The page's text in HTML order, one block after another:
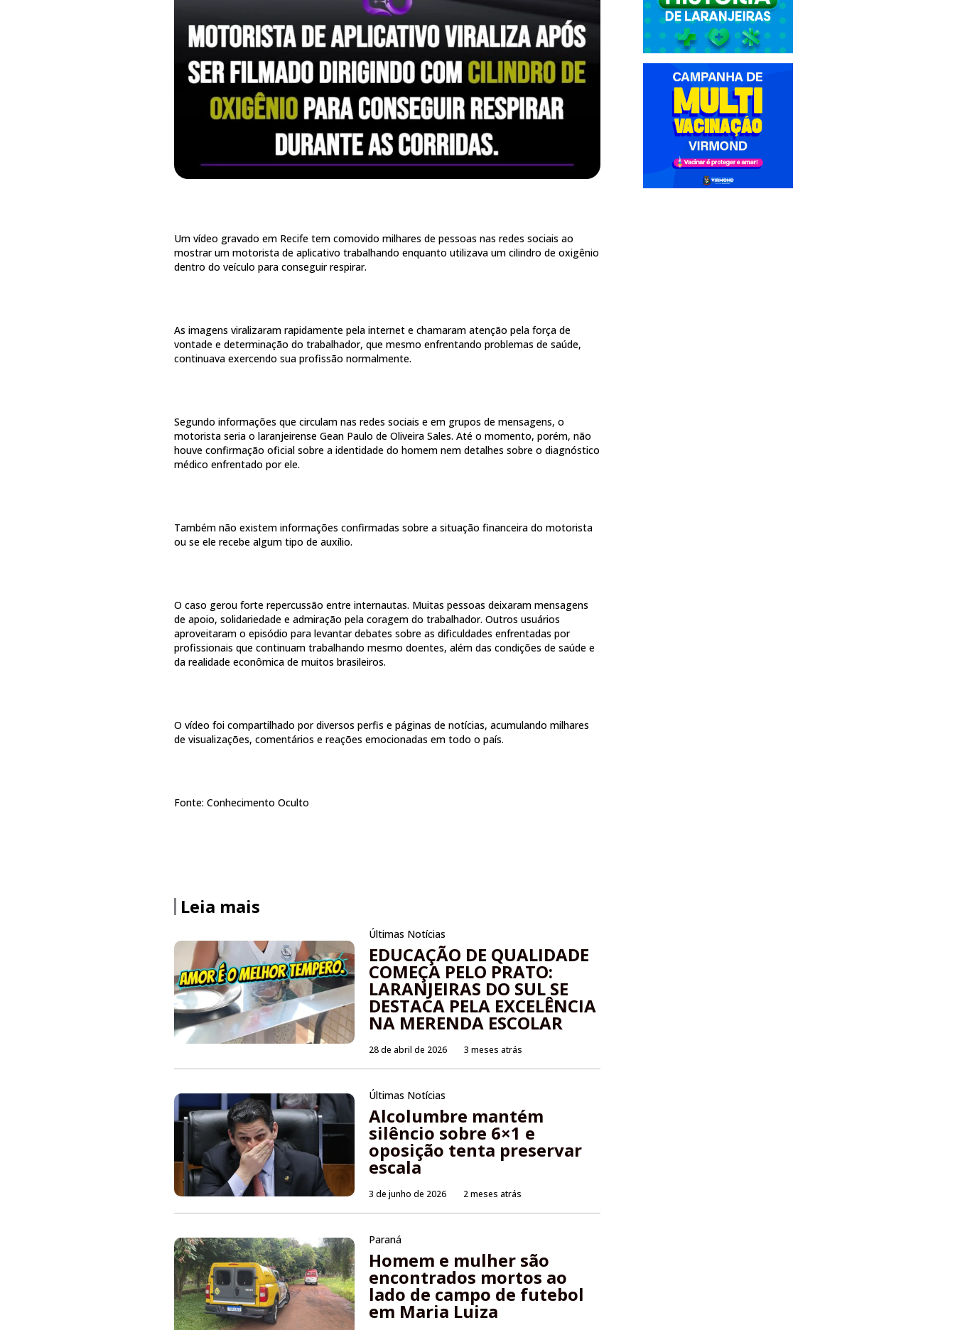
Um vídeo gravado em Recife tem comovido milhares de pessoas nas redes sociais ao
mostrar um motorista de aplicativo trabalhando enquanto utilizava um cilindro de oxigênio
dentro do veículo para conseguir respirar.
As imagens viralizaram rapidamente pela internet e chamaram atenção pela força de
vontade e determinação do trabalhador, que mesmo enfrentando problemas de saúde,
continuava exercendo sua profissão normalmente.
Segundo informações que circulam nas redes sociais e em grupos de mensagens, o
motorista seria o laranjeirense Gean Paulo de Oliveira Sales. Até o momento, porém, não
houve confirmação oficial sobre a identidade do homem nem detalhes sobre o diagnóstico
médico enfrentado por ele.
Também não existem informações confirmadas sobre a situação financeira do motorista
ou se ele recebe algum tipo de auxílio.
O caso gerou forte repercussão entre internautas. Muitas pessoas deixaram mensagens
de apoio, solidariedade e admiração pela coragem do trabalhador. Outros usuários
aproveitaram o episódio para levantar debates sobre as dificuldades enfrentadas por
profissionais que continuam trabalhando mesmo doentes, além das condições de saúde e
da realidade econômica de muitos brasileiros.
O vídeo foi compartilhado por diversos perfis e páginas de notícias, acumulando milhares
de visualizações, comentários e reações emocionadas em todo o país.
Fonte: Conhecimento Oculto
Leia mais
Últimas Notícias
EDUCAÇÃO DE QUALIDADE
COMEÇA PELO PRATO:
LARANJEIRAS DO SUL SE
DESTACA PELA EXCELÊNCIA
NA MERENDA ESCOLAR
28 de abril de 2026 3 meses atrás
Últimas Notícias
Alcolumbre mantém
silêncio sobre 6×1 e
oposição tenta preservar
escala
3 de junho de 2026 2 meses atrás
Paraná
Homem e mulher são
encontrados mortos ao
lado de campo de futebol
em Maria Luiza